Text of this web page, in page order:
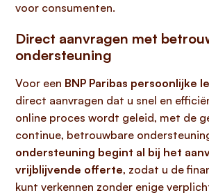
voor consumenten.
Direct aanvragen met
ondersteuning
Voor een BNP Paribas persoonlijke
direct aanvragen dat u snel en
online proces wordt geleid, met de
continue, betrouwbare
ondersteuning begint al bij het
vrijblijvende offerte, zodat u de
kunt verkennen zonder enige